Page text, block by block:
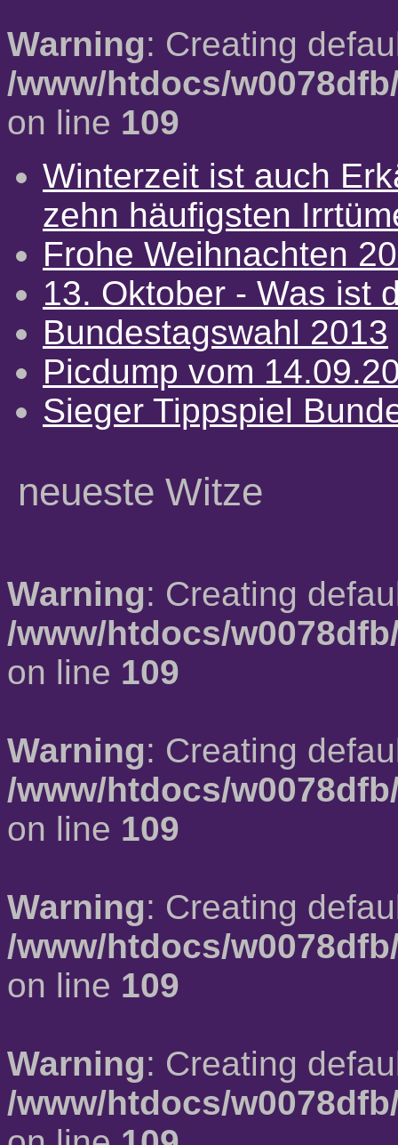
Warning: Creating
/www/htdocs/
on line 109
Winterzeit ist auch
zehn häufigsten
Frohe Weihnachten
13. Oktober - Was ist
Bundestagswahl 2013
Picdump vom
Sieger Tippspiel
neueste Witze
Warning: Creating
/www/htdocs/
on line 109
Warning: Creating
/www/htdocs/
on line 109
Warning: Creating
/www/htdocs/
on line 109
Warning: Creating
/www/htdocs/